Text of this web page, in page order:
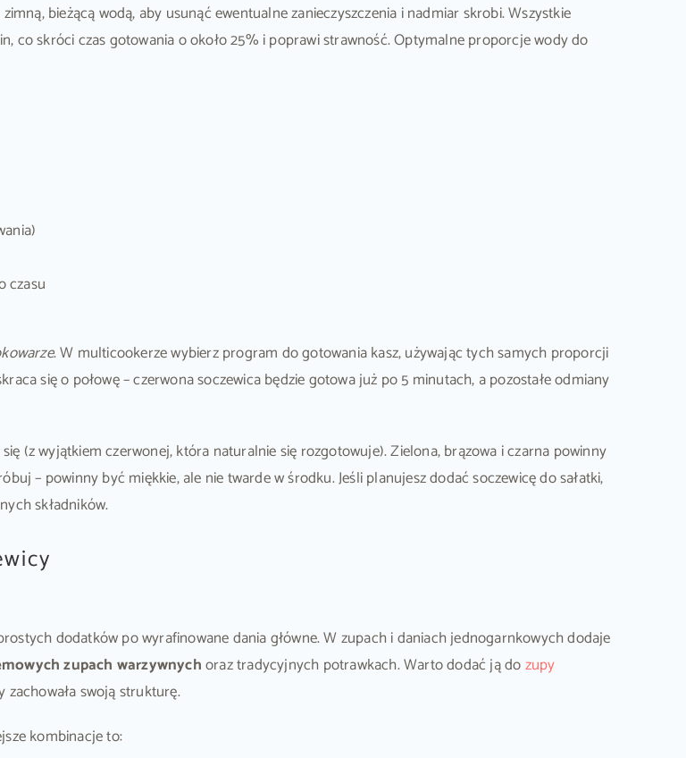
bieżącą wodą, aby usunąć ewentualne zanieczyszczenia i nadmiar skrobi. Wszystkie
co skróci czas gotowania o około 25% i poprawi strawność. Optymalne proporcje wody do
czasu
. W multicookerze wybierz program do gotowania kasz, używając tych samych proporcji
się o połowę – czerwona soczewica będzie gotowa już po 5 minutach, a pozostałe odmiany
(z wyjątkiem czerwonej, która naturalnie się rozgotowuje). Zielona, brązowa i czarna powinny
– powinny być miękkie, ale nie twarde w środku. Jeśli planujesz dodać soczewicę do sałatki,
składników.
dodatków po wyrafinowane dania główne. W zupach i daniach jednogarnkowych dodaje
zupach warzywnychoraz tradycyjnych potrawkach. Warto dodać ją dozupy
swoją strukturę.
kombinacje to: